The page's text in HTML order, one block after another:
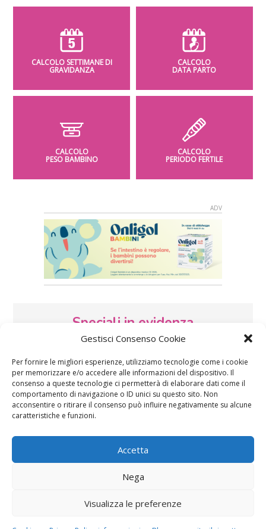
Gestisci Consenso Cookie
Per fornire le migliori esperienze, utilizziamo tecnologie come i cookie
per memorizzare e/o accedere alle informazioni del dispositivo. Il
consenso a queste tecnologie ci permetterà di elaborare dati come il
comportamento di navigazione o ID unici su questo sito. Non
acconsentire o ritirare il consenso può influire negativamente su alcune
caratteristiche e funzioni.
Accetta
Nega
Visualizza le preferenze
CALCOLO SETTIMANE DI
GRAVIDANZA
CALCOLO
DATA PARTO
CALCOLO
PESO BAMBINO
CALCOLO
PERIODO FERTILE
Speciali in evidenza
Vaccini
Festa della mamma: Le settimane di